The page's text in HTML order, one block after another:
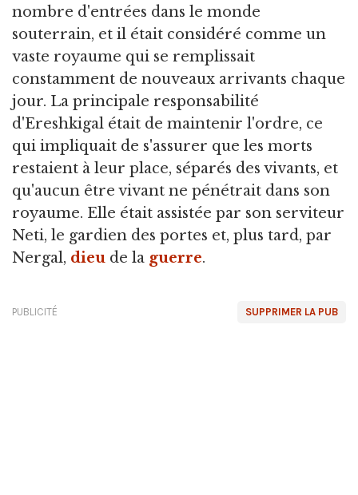
nombre d'entrées dans le monde
souterrain, et il était considéré comme un
vaste royaume qui se remplissait
constamment de nouveaux arrivants chaque
jour. La principale responsabilité
d'Ereshkigal était de maintenir l'ordre, ce
qui impliquait de s'assurer que les morts
restaient à leur place, séparés des vivants, et
qu'aucun être vivant ne pénétrait dans son
royaume. Elle était assistée par son serviteur
Neti, le gardien des portes et, plus tard, par
Nergal, dieu de la guerre.
SUPPRIMER LA PUB
PUBLICITÉ